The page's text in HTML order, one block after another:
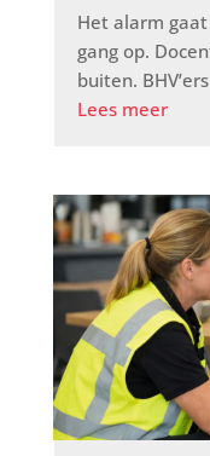
Het alarm
gang op.
buiten.
Lees meer